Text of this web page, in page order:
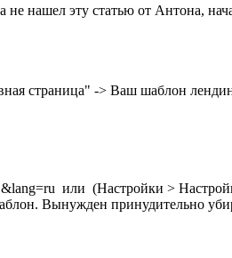
нашел эту статью от Антона,
страница" -> Ваш шаблон
или (Настройки >
Вынужден принудительно